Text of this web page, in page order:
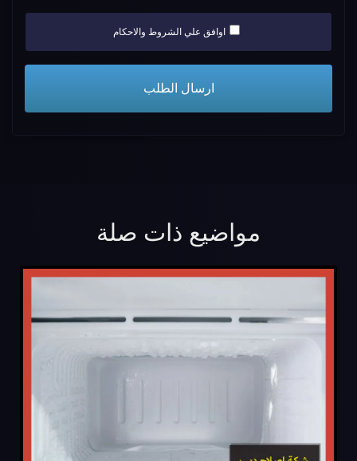
اوافق علي الشروط والاحكام
مواضيع ذات صلة